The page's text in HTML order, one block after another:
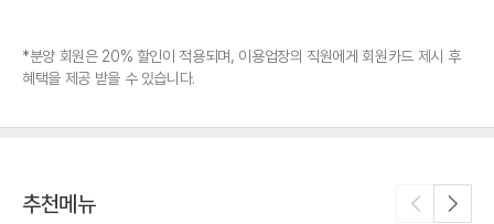
*분양 회원은 20% 할인이 적용되며, 이용업장의 직원에게 회원카드 제시 후
혜택을 제공 받을 수 있습니다.
추천메뉴